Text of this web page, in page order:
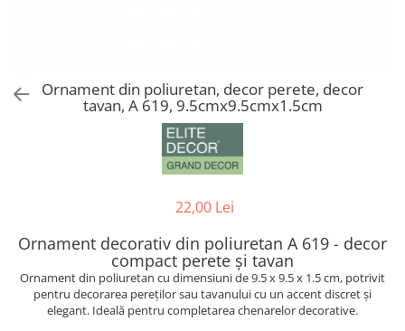
Profile decorative din polimer rigid
Brauri decorative din polimer rigid
Plinte decorative din polimer rigid
Ornament din poliuretan, decor perete, decor
tavan, A 619, 9.5cmx9.5cmx1.5cm
22,00 Lei
Ornament decorativ din poliuretan A 619 - decor
compact perete și tavan
Ornament din poliuretan cu dimensiuni de 9.5 x 9.5 x 1.5 cm, potrivit
pentru decorarea pereților sau tavanului cu un accent discret și
elegant. Ideală pentru completarea chenarelor decorative.